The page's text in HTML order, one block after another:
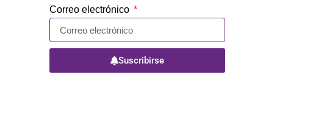
Correo electrónico
Suscribirse